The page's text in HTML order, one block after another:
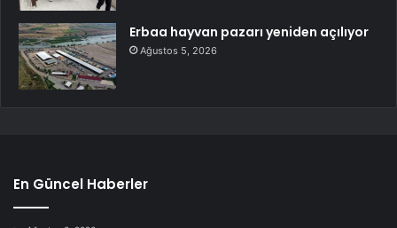
Erbaa hayvan pazarı yeniden açılıyor
Ağustos 5, 2026
En Güncel Haberler